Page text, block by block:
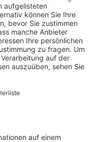
über den
großer Bohrer zu
Meter tiefe Löcher